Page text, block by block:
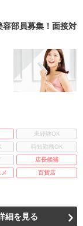
部員募集！面接対
未経験OK
時短勤務OK
店長候補
百貨店
細を見る